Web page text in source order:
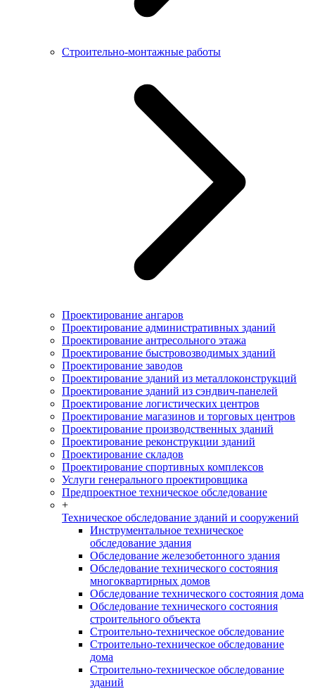
Строительно-монтажные работы
Проектирование ангаров
Проектирование административных зданий
Проектирование антресольного этажа
Проектирование быстровозводимых зданий
Проектирование заводов
Проектирование зданий из металлоконструкций
Проектирование зданий из сэндвич-панелей
Проектирование логистических центров
Проектирование магазинов и торговых центров
Проектирование производственных зданий
Проектирование реконструкции зданий
Проектирование складов
Проектирование спортивных комплексов
Услуги генерального проектировщика
Предпроектное техническое обследование
+
Техническое обследование зданий и сооружений
Инструментальное техническое
обследование здания
Обследование железобетонного здания
Обследование технического состояния
многоквартирных домов
Обследование технического состояния дома
Обследование технического состояния
строительного объекта
Строительно-техническое обследование
Строительно-техническое обследование
дома
Строительно-техническое обследование
зданий